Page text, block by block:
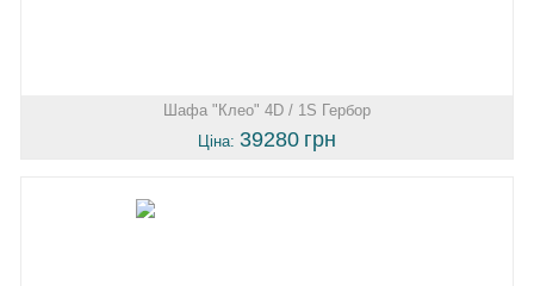
Шафа "Клео" 4D / 1S Гербор
Ціна: 39280 грн